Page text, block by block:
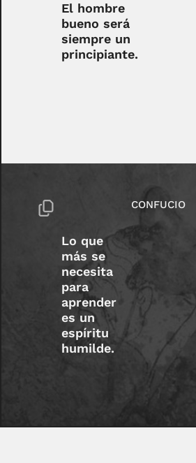
El hombre
bueno será
siempre un
principiante.
Lo que
más se
necesita
para
aprender
es un
espíritu
humilde.
CONFUCIO